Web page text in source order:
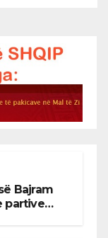
Bajram
partive